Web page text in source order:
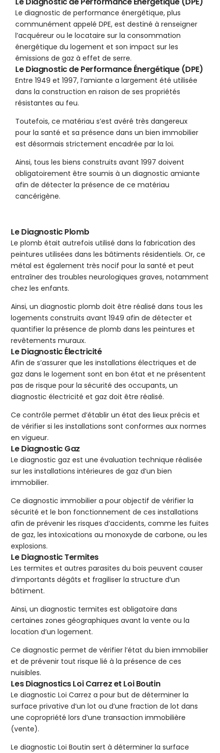
Le diagnostic de performance énergétique, plus
communément appelé DPE, est destiné à renseigner
l’acquéreur ou le locataire sur la consommation
énergétique du logement et son impact sur les
émissions de gaz à effet de serre.
Le Diagnostic de Performance Énergétique (DPE)
Entre 1949 et 1997, l’amiante a largement été utilisée
dans la construction en raison de ses propriétés
résistantes au feu.
Toutefois, ce matériau s’est avéré très dangereux
pour la santé et sa présence dans un bien immobilier
est désormais strictement encadrée par la loi.
Ainsi, tous les biens construits avant 1997 doivent
obligatoirement être soumis à un diagnostic amiante
afin de détecter la présence de ce matériau
cancérigène.
Le Diagnostic Plomb
Le plomb était autrefois utilisé dans la fabrication des
peintures utilisées dans les bâtiments résidentiels. Or, ce
métal est également très nocif pour la santé et peut
entraîner des troubles neurologiques graves, notamment
chez les enfants.
Ainsi, un diagnostic plomb doit être réalisé dans tous les
logements construits avant 1949 afin de détecter et
quantifier la présence de plomb dans les peintures et
revêtements muraux.
Le Diagnostic Électricité
Afin de s’assurer que les installations électriques et de
gaz dans le logement sont en bon état et ne présentent
pas de risque pour la sécurité des occupants, un
diagnostic électricité et gaz doit être réalisé.
Ce contrôle permet d’établir un état des lieux précis et
de vérifier si les installations sont conformes aux normes
en vigueur.
Le Diagnostic Gaz
Le diagnostic gaz est une évaluation technique réalisée
sur les installations intérieures de gaz d’un bien
immobilier.
Ce diagnostic immobilier a pour objectif de vérifier la
sécurité et le bon fonctionnement de ces installations
afin de prévenir les risques d’accidents, comme les fuites
de gaz, les intoxications au monoxyde de carbone, ou les
explosions.
Le Diagnostic Termites
Les termites et autres parasites du bois peuvent causer
d’importants dégâts et fragiliser la structure d’un
bâtiment.
Ainsi, un diagnostic termites est obligatoire dans
certaines zones géographiques avant la vente ou la
location d’un logement.
Ce diagnostic permet de vérifier l’état du bien immobilier
et de prévenir tout risque lié à la présence de ces
nuisibles.
Les Diagnostics Loi Carrez et Loi Boutin
Le diagnostic Loi Carrez a pour but de déterminer la
surface privative d’un lot ou d’une fraction de lot dans
une copropriété lors d’une transaction immobilière
(vente).
Le diagnostic Loi Boutin sert à déterminer la surface